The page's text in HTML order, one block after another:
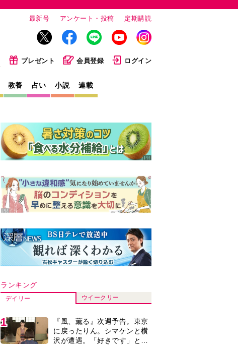
最新号 アンケート・投稿 定期購読
プレゼント 会員登録 ログイン
教養 占い 小説 連載
ランキング
デイリー ウイークリー
1
『風、薫る』次週予告。東京
に戻ったりん。シマケンと横
沢が遭遇。「好きです」と告